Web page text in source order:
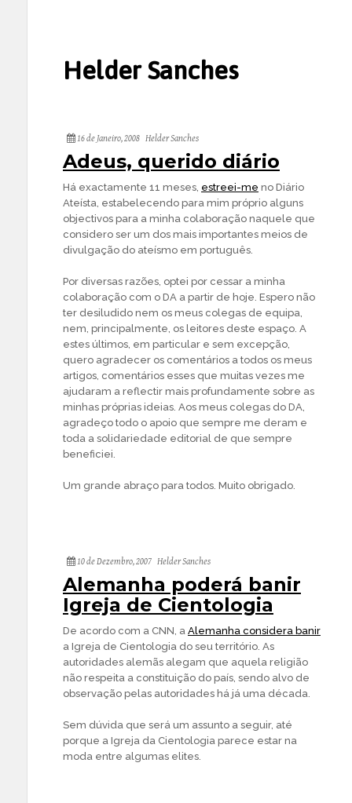
Helder Sanches
16 de Janeiro, 2008 Helder Sanches
Adeus, querido diário
Há exactamente 11 meses, estreei-me no Diário
Ateísta, estabelecendo para mim próprio alguns
objectivos para a minha colaboração naquele que
considero ser um dos mais importantes meios de
divulgação do ateísmo em português.
Por diversas razões, optei por cessar a minha
colaboração com o DA a partir de hoje. Espero não
ter desiludido nem os meus colegas de equipa,
nem, principalmente, os leitores deste espaço. A
estes últimos, em particular e sem excepção,
quero agradecer os comentários a todos os meus
artigos, comentários esses que muitas vezes me
ajudaram a reflectir mais profundamente sobre as
minhas próprias ideias. Aos meus colegas do DA,
agradeço todo o apoio que sempre me deram e
toda a solidariedade editorial de que sempre
beneficiei.
Um grande abraço para todos. Muito obrigado.
10 de Dezembro, 2007 Helder Sanches
Alemanha poderá banir
Igreja de Cientologia
De acordo com a CNN, a Alemanha considera banir
a Igreja de Cientologia do seu território. As
autoridades alemãs alegam que aquela religião
não respeita a constituição do país, sendo alvo de
observação pelas autoridades há já uma década.
Sem dúvida que será um assunto a seguir, até
porque a Igreja da Cientologia parece estar na
moda entre algumas elites.